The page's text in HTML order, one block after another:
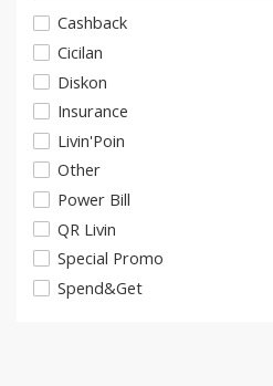
Cashback
Cicilan
Diskon
Insurance
Livin'Poin
Other
Power Bill
QR Livin
Special Promo
Spend&Get